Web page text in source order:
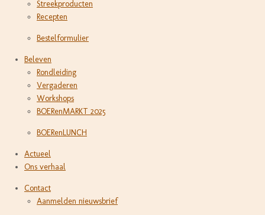
Streekproducten
Recepten
Bestelformulier
Beleven
Rondleiding
Vergaderen
Workshops
BOERenMARKT 2025
BOERenLUNCH
Actueel
Ons verhaal
Contact
Aanmelden nieuwsbrief